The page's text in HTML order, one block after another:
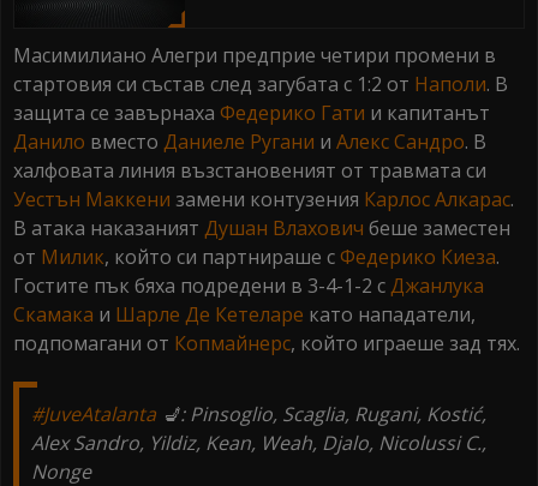
Масимилиано Алегри предприе четири промени в
стартовия си състав след загубата с 1:2 от Наполи. В
защита се завърнаха Федерико Гати и капитанът
Данило вместо Даниеле Ругани и Алекс Сандро. В
халфовата линия възстановеният от травмата си
Уестън Маккени замени контузения Карлос Алкарас.
В атака наказаният Душан Влахович беше заместен
от Милик, който си партнираше сФедерико Киеза.
Гостите пък бяха подредени в 3-4-1-2 сДжанлука
Скамака и Шарле Де Кетеларе като нападатели,
подпомагани от Копмайнерс, който играеше зад тях.
#JuveAtalanta 💺: Pinsoglio, Scaglia, Rugani, Kostić,
Alex Sandro, Yildiz, Kean, Weah, Djalo, Nicolussi C.,
Nonge